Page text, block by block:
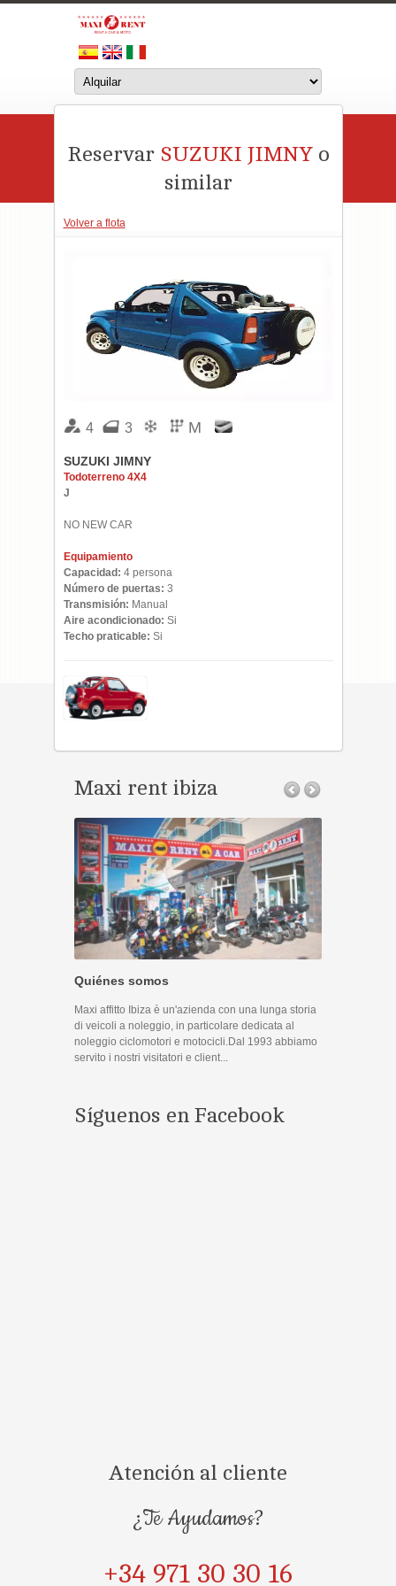
Reservar SUZUKI JIMNYo
similar
Volver a flota
4 3 M
SUZUKI JIMNY
Todoterreno 4X4
J
NO NEW CAR
Equipamiento
Capacidad: 4 persona
Número de puertas: 3
Transmisión: Manual
Aire acondicionado: Si
Techo praticable: Si
Maxi rent ibiza
Quiénes somos
Maxi affitto Ibiza è un'azienda con una lunga storia
di veicoli a noleggio, in particolare dedicata al
noleggio ciclomotori e motocicli.Dal 1993 abbiamo
servito i nostri visitatori e client...
Síguenos en Facebook
Atención al cliente
¿Te Ayudamos?
+34 971 30 30 16